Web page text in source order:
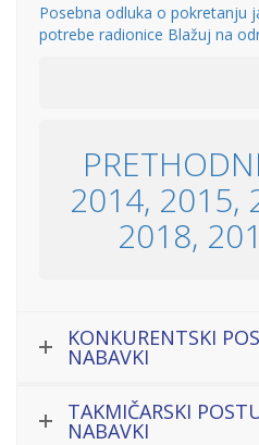
Posebna odluka o pokretanju
potrebe radionice Blažuj na
2014, 2015,
2018,
KONKURENTSKI
NABAVKI
TAKMIČARSKI
NABAVKI